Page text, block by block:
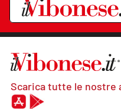
Scarica tutte le nostre